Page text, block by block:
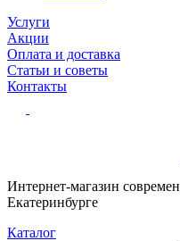
Услуги
Акции
Оплата и доставка
Статьи и советы
Контакты
Интернет-магазин
Екатеринбурге
Каталог